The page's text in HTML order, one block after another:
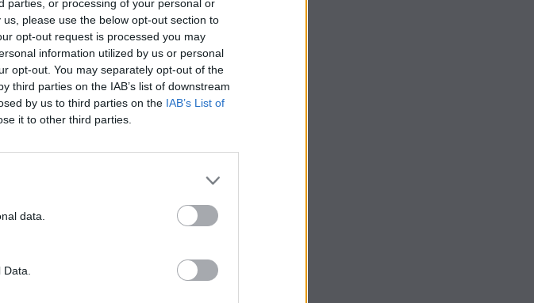
parties, or processing of your personal or
please use the below opt-out section to
opt-out request is processed you may
information utilized by us or personal
opt-out. You may separately opt-out of the
third parties on the IAB’s list of downstream
by us to third parties on the IAB’s List of
it to other third parties.
data.
αυτού.
στις
που θα
22% και θα
κίνητρα,
και